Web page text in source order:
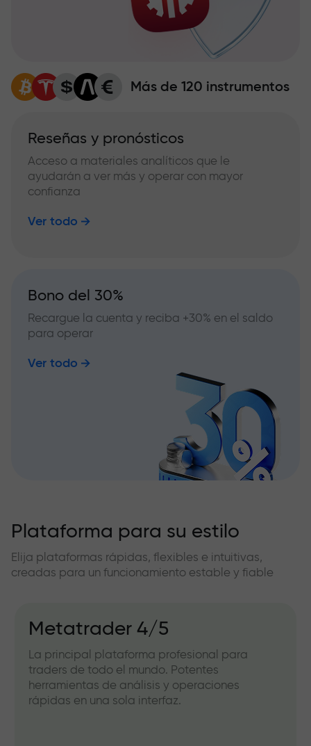
Más de 120 instrumentos
Reseñas y pronósticos
Acceso a materiales analíticos que le
ayudarán a ver más y operar con mayor
confianza
Ver todo
Bono del 30%
Recargue la cuenta y reciba +30% en el saldo
para operar
Ver todo
Plataforma para su estilo
Elija plataformas rápidas, flexibles e intuitivas,
creadas para un funcionamiento estable y fiable
Metatrader 4/5
La principal plataforma profesional para
traders de todo el mundo. Potentes
herramientas de análisis y operaciones
rápidas en una sola interfaz.